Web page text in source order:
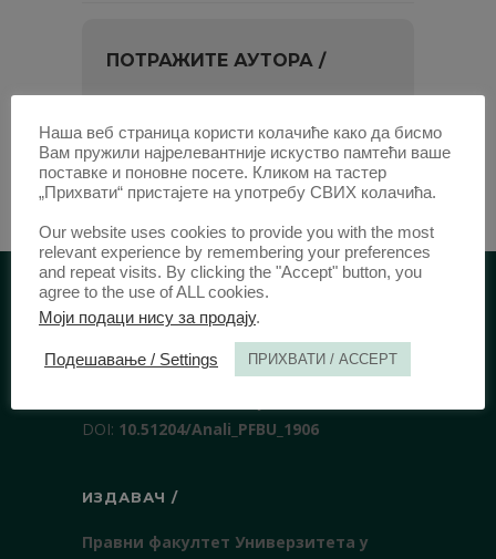
ПОТРАЖИТЕ АУТОРА /
име
и
презиме
или најмање два слова, па изаберите
из листе.
ИДЕНТИФИКАЦИЈА /
ISSN:0003-2565(Штампано издање)
DOI: 10.51204/Anali_PFBU_1906
ИЗДАВАЧ /
Правни факултет Универзитета у
Наша веб страница користи колачиће како да бисмо
Вам пружили најрелевантније искуство памтећи ваше
поставке и поновне посете. Кликом на тастер
„Прихвати“ пристајете на употребу СВИХ колачића.
Our website uses cookies to provide you with the most
relevant experience by remembering your preferences
and repeat visits. By clicking the "Accept" button, you
agree to the use of ALL cookies.
Моји подаци нису за продају.
Подешавање / Settings ПРИХВАТИ / ACCEPT